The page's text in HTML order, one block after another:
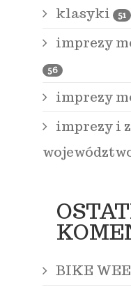
klasyki 51
imprezy
56
imprezy
imprezy i
BIKE